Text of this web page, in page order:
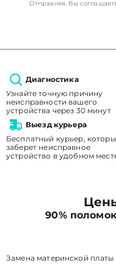
Отправляя, Вы
Диагностика
Узнайте точную причину
неисправности вашего
устройства через 30 минут
Выезд курьера
Бесплатный курьер,
заберет неисправное
устройство в удобном
90%
Замена материнской платы